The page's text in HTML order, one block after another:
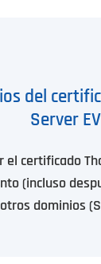
del
Server EV
el certificado
(incluso
otros dominios